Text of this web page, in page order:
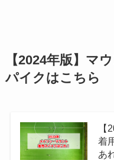
【2024年版】マ
パイクはこちら
着
あ